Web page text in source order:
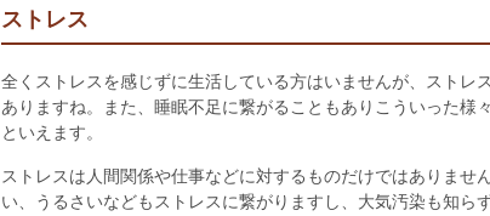
ストレス
全くストレスを感じずに生活している方はいませんが、ストレ
ありますね。また、睡眠不足に繋がることもありこういった様
といえます。
ストレスは人間関係や仕事などに対するものだけではありませ
い、うるさいなどもストレスに繋がりますし、大気汚染も知ら